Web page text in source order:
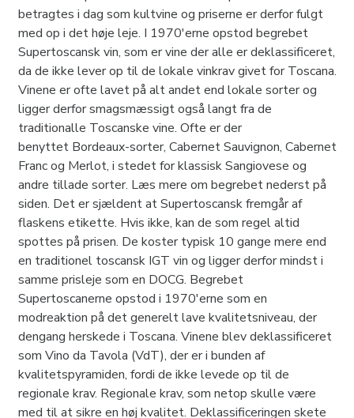
betragtes i dag som kultvine og priserne er derfor fulgt
med op i det høje leje. I 1970'erne opstod begrebet
Supertoscansk vin, som er vine der alle er deklassificeret,
da de ikke lever op til de lokale vinkrav givet for Toscana.
Vinene er ofte lavet på alt andet end lokale sorter og
ligger derfor smagsmæssigt også langt fra de
traditionalle Toscanske vine. Ofte er der
benyttet Bordeaux-sorter, Cabernet Sauvignon, Cabernet
Franc og Merlot, i stedet for klassisk Sangiovese og
andre tillade sorter. Læs mere om begrebet nederst på
siden. Det er sjældent at Supertoscansk fremgår af
flaskens etikette. Hvis ikke, kan de som regel altid
spottes på prisen. De koster typisk 10 gange mere end
en traditionel toscansk IGT vin og ligger derfor mindst i
samme prisleje som en DOCG. Begrebet
Supertoscanerne opstod i 1970'erne som en
modreaktion på det generelt lave kvalitetsniveau, der
dengang herskede i Toscana. Vinene blev deklassificeret
som Vino da Tavola (VdT), der er i bunden af
kvalitetspyramiden, fordi de ikke levede op til de
regionale krav. Regionale krav, som netop skulle være
med til at sikre en høj kvalitet. Deklassificeringen skete